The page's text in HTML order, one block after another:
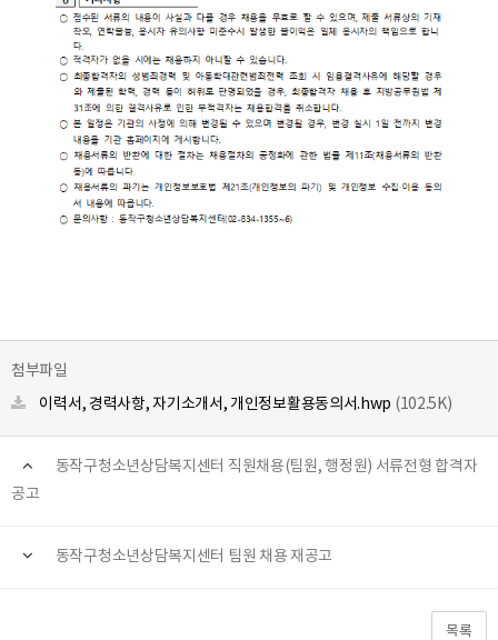
첨부파일
이력서, 경력사항, 자기소개서, 개인정보활용동의서.hwp (102.5K)
동작구청소년상담복지센터 직원채용(팀원, 행정원) 서류전형 합격자
공고
동작구청소년상담복지센터 팀원 채용 재공고
목록